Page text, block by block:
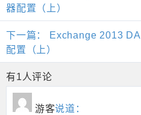
器配置（上）
下一篇：
Exchange 2013
配置（上）
有1人评论
游客说道：